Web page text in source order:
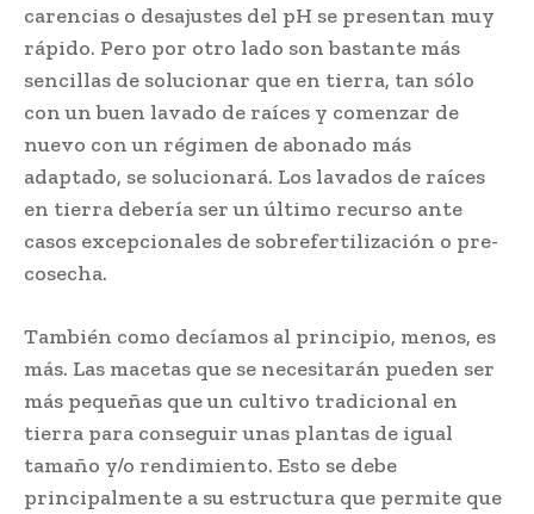
carencias o desajustes del pH se presentan muy
rápido. Pero por otro lado son bastante más
sencillas de solucionar que en tierra, tan sólo
con un buen lavado de raíces y comenzar de
nuevo con un régimen de abonado más
adaptado, se solucionará. Los lavados de raíces
en tierra debería ser un último recurso ante
casos excepcionales de sobrefertilización o pre-
cosecha.
También como decíamos al principio, menos, es
más. Las macetas que se necesitarán pueden ser
más pequeñas que un cultivo tradicional en
tierra para conseguir unas plantas de igual
tamaño y/o rendimiento. Esto se debe
principalmente a su estructura que permite que